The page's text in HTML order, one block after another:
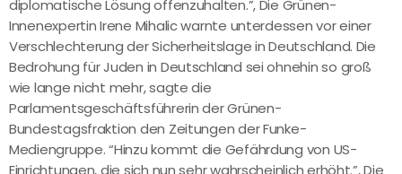
diplomatische Lösung offenzuhalten.”, Die Grünen-
Innenexpertin Irene Mihalic warnte unterdessen vor einer
Verschlechterung der Sicherheitslage in Deutschland. Die
Bedrohung für Juden in Deutschland sei ohnehin so groß
wie lange nicht mehr, sagte die
Parlamentsgeschäftsführerin der Grünen-
Bundestagsfraktion den Zeitungen der Funke-
Mediengruppe. “Hinzu kommt die Gefährdung von US-
Einrichtungen, die sich nun sehr wahrscheinlich erhöht.”, Die